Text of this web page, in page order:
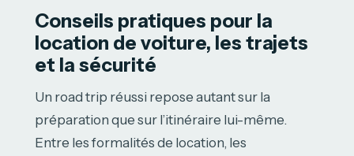
Conseils pratiques pour la
location de voiture, les trajets
et la sécurité
Un road trip réussi repose autant sur la
préparation que sur l’itinéraire lui-même.
Entre les formalités de location, les